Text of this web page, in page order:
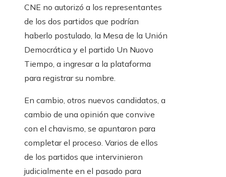
CNE no autorizó a los representantes
de los dos partidos que podrían
haberlo postulado, la Mesa de la Unión
Democrática y el partido Un Nuovo
Tiempo, a ingresar a la plataforma
para registrar su nombre.
En cambio, otros nuevos candidatos, a
cambio de una opinión que convive
con el chavismo, se apuntaron para
completar el proceso. Varios de ellos
de los partidos que intervinieron
judicialmente en el pasado para